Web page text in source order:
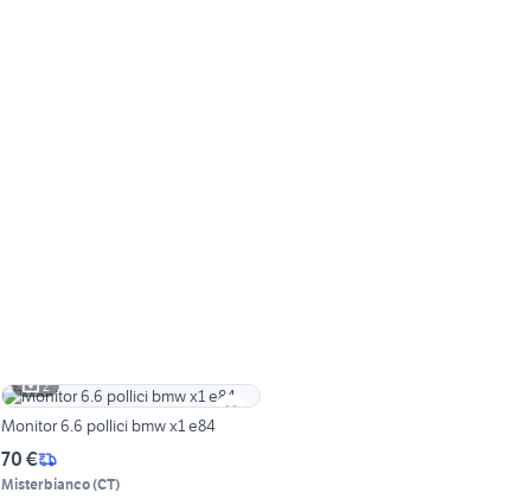
2
Monitor 6.6 pollici bmw x1 e84
70 €
Misterbianco(CT)